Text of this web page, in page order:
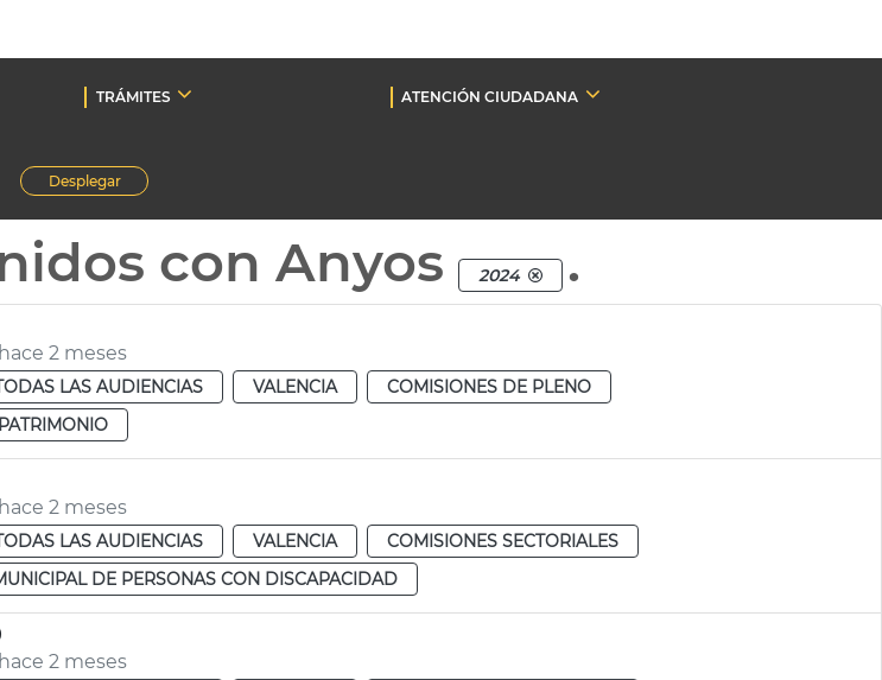
TRÁMITES
ATENCIÓN CIUDADANA
Desplegar
con Anyos 2024 .
2 meses
LAS AUDIENCIAS VALENCIA
COMISIONES DE PLENO
2 meses
LAS AUDIENCIAS VALENCIA
COMISIONES SECTORIALES
DE PERSONAS CON DISCAPACIDAD
2 meses